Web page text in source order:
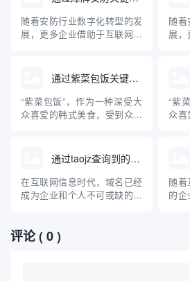
查询技术是识别和防范此类威
胁的关键工具。本文将详细介
绍DGA域名的原理、危害、
查
胁
绍
随着安防行业数字化转型的发
展，更多企业借助于互联网进
关域名受到行业关注。本文梳
理通过“库牌安防”关键词在主
流平台检索得到的相关域名，
并对安防公司为何重视域名布
随
展
关
理
流平
并对
通过紫菜包饭关键词查询到的域名
“紫菜包饭”，作为一种深受大
众喜爱的韩式美食，受到众多
在互联网上可以查询到的相关
域名，并对“紫菜包饭”这一美
食进行专业科普，涵盖其起
源、制作方法、营养价值及与
“紫
众
在
域
食
源、
通过taojz查询到的域名网站
在互联网信息时代，域名已经
成为企业和个人不可或缺的网
易和管理需求也愈发旺盛。
taojz作为国内知名的域名查询
随
的
评论( 0 )